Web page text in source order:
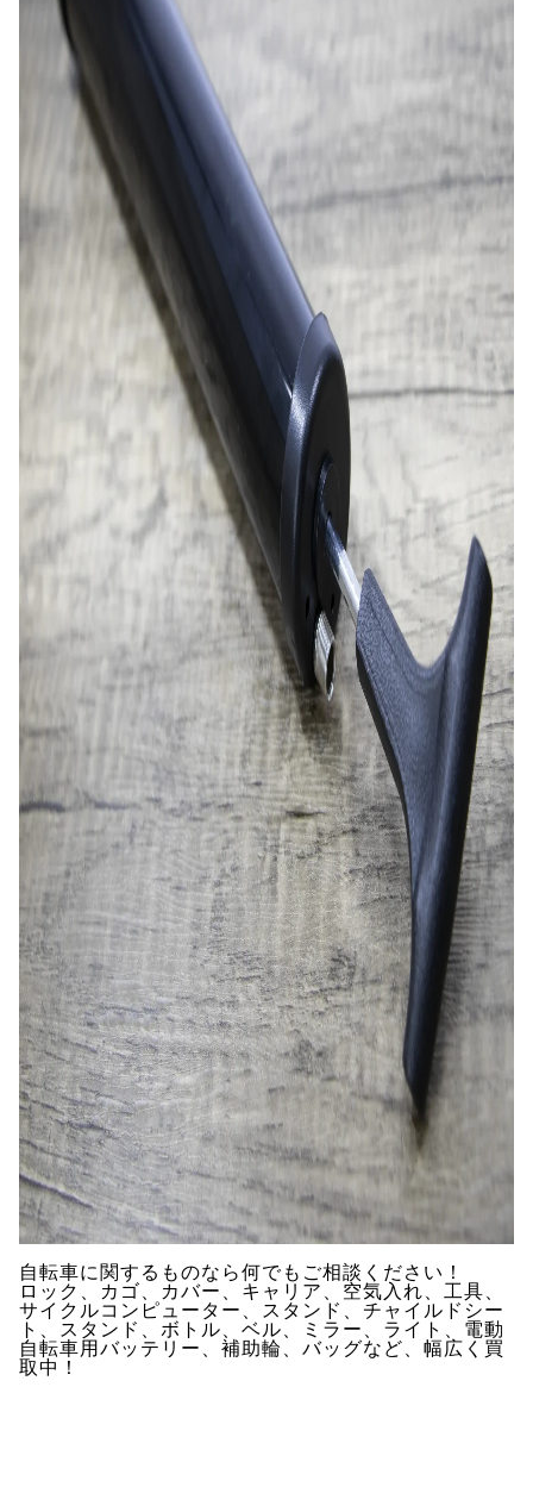
自転車に関するものなら何でもご相談ください！
ロック、カゴ、カバー、キャリア、空気入れ、工具、
サイクルコンピューター、スタンド、チャイルドシー
ト、スタンド、ボトル、ベル、ミラー、ライト、電動
自転車用バッテリー、補助輪、バッグなど、幅広く買
取中！